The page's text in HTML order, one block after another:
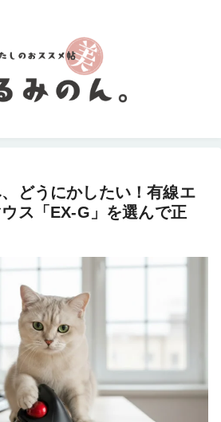
どうにかしたい！有線エ
ス「EX-G」を選んで正